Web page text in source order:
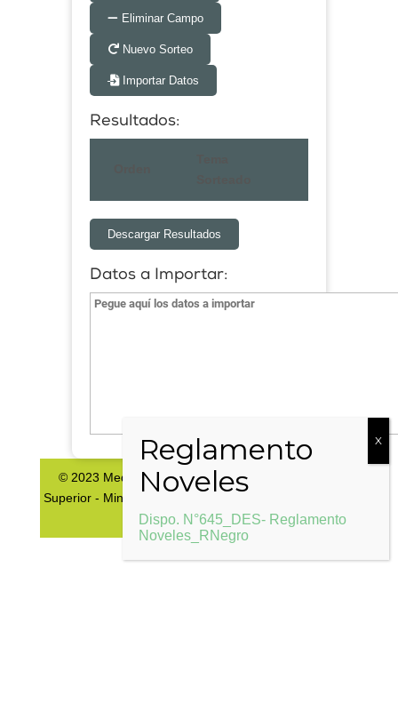
Eliminar Campo
Nuevo Sorteo
Importar Datos
Resultados:
Descargar Resultados
Datos a Importar:
© 2023 Mediaciones Digitales - Dirección de Nivel
Superior - Ministerio de Educación y DDHH Río Negro |
Ver Documentación
Dispo. N°645_DES- Reglamento
Noveles_RNegro